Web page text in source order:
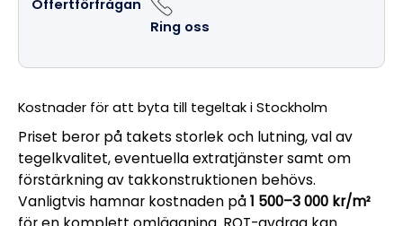
Offertförfrågan
Ring oss
Kostnader för att byta till tegeltak i Stockholm
Priset beror på takets storlek och lutning, val av
tegelkvalitet, eventuella extratjänster samt om
förstärkning av takkonstruktionen behövs.
Vanligtvis hamnar kostnaden på1 500–3 000 kr/m²